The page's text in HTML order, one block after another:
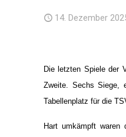
14. Dezember
Die letzten Spiele der
Zweite. Sechs Siege,
Tabellenplatz für die
Hart umkämpft